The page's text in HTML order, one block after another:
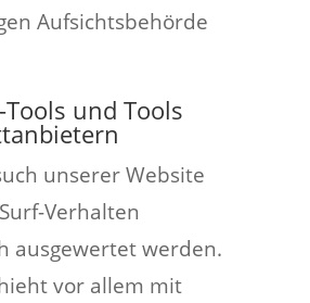
Aufsichtsbehörde
und Tools
unserer Website
Verhalten
ausgewertet werden.
vor allem mit